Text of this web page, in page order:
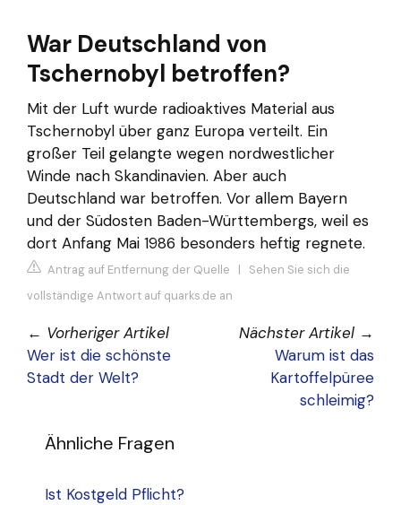
War Deutschland von
Tschernobyl betroffen?
Mit der Luft wurde radioaktives Material aus
Tschernobyl über ganz Europa verteilt. Ein
großer Teil gelangte wegen nordwestlicher
Winde nach Skandinavien. Aber auch
Deutschland war betroffen. Vor allem Bayern
und der Südosten Baden-Württembergs, weil es
dort Anfang Mai 1986 besonders heftig regnete.
Antrag auf Entfernung der Quelle | Sehen Sie sich die
vollständige Antwort auf quarks.de an
← Vorheriger Artikel
Wer ist die schönste
Stadt der Welt?
Nächster Artikel →
Warum ist das
Kartoffelpüree
schleimig?
Ähnliche Fragen
Ist Kostgeld Pflicht?